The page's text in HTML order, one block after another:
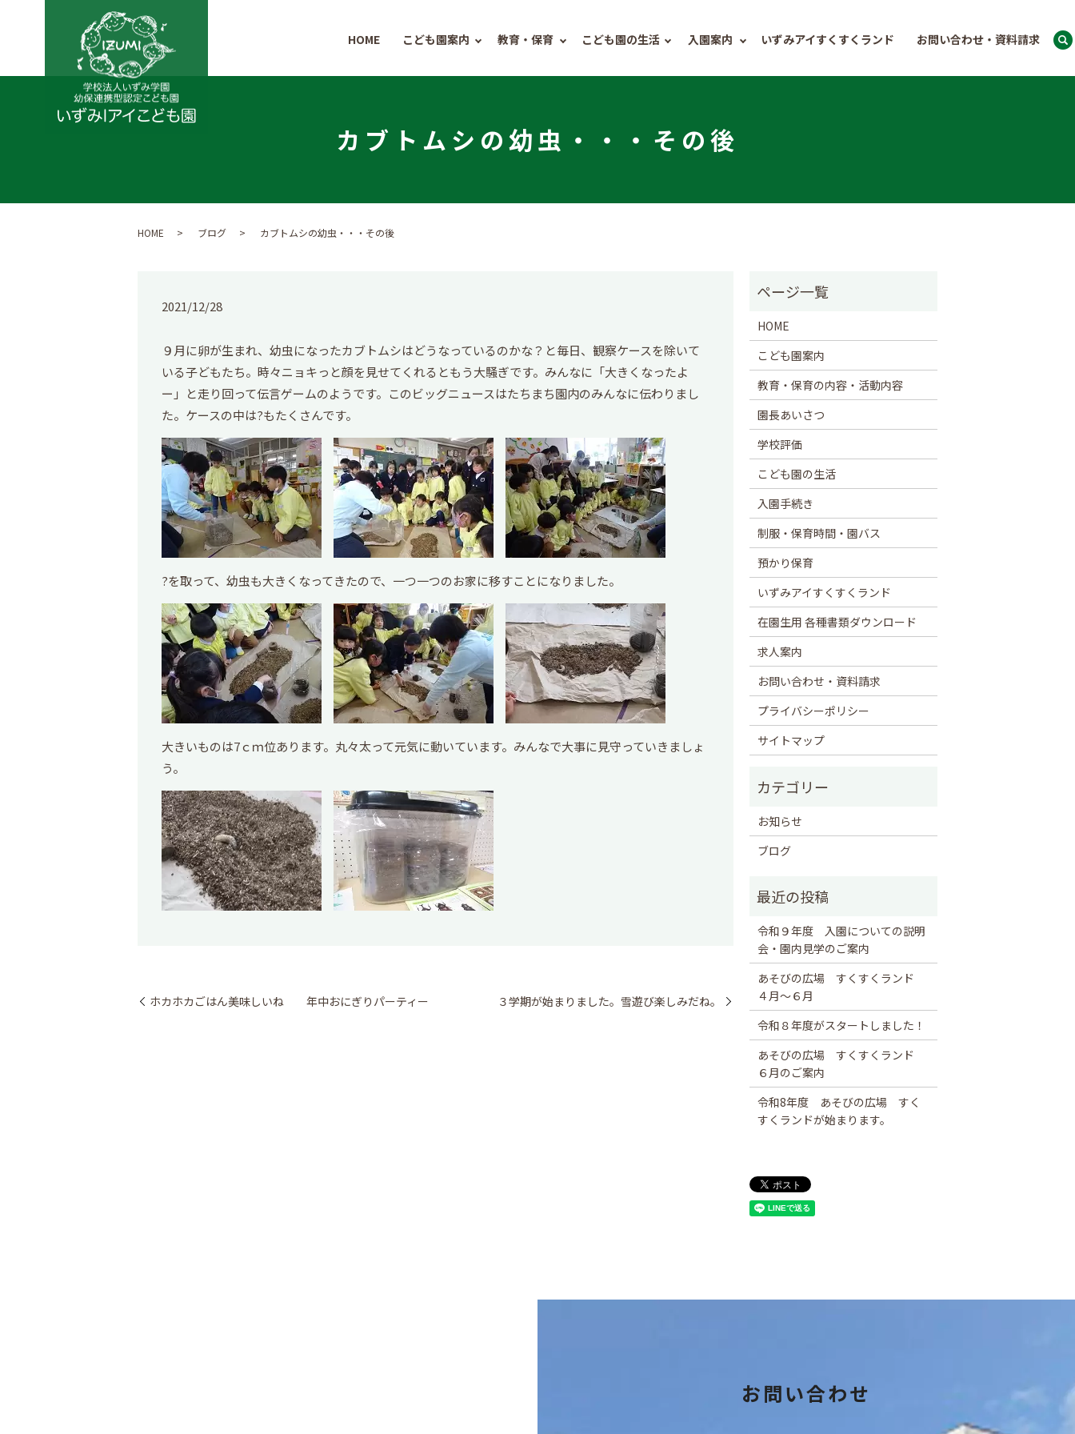
HOME こども園案内 教育・保育 こども園の生活 入園案内 いずみアイすくすくランド お問い合わせ・資料請求
カブトムシの幼虫・・・その後
HOME ブログ カブトムシの幼虫・・・その後
2021/12/28
９月に卵が生まれ、幼虫になったカブトムシはどうなっているのかな？と毎日、観察ケースを除いて
いる子どもたち。時々ニョキっと顔を見せてくれるともう大騒ぎです。みんなに「大きくなったよ
ー」と走り回って伝言ゲームのようです。このビッグニュースはたちまち園内のみんなに伝わりまし
た。ケースの中は?もたくさんです。
?を取って、幼虫も大きくなってきたので、一つ一つのお家に移すことになりました。
大きいものは7ｃｍ位あります。丸々太って元気に動いています。みんなで大事に見守っていきましょ
う。
ホカホカごはん美味しいね 年中おにぎりパーティー ３学期が始まりました。雪遊び楽しみだね。
HOME
こども園案内
教育・保育の内容・活動内容
園長あいさつ
学校評価
こども園の生活
入園手続き
制服・保育時間・園バス
預かり保育
いずみアイすくすくランド
在園生用 各種書類ダウンロード
求人案内
お問い合わせ・資料請求
プライバシーポリシー
サイトマップ
お知らせ
ブログ
令和９年度 入園についての説明
会・園内見学のご案内
あそびの広場 すくすくランド
４月～６月
令和８年度がスタートしました！
あそびの広場 すくすくランド
６月のご案内
令和8年度 あそびの広場 すく
すくランドが始まります。
お問い合わせ